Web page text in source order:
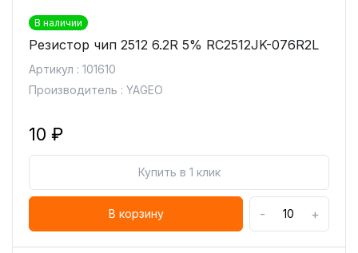
В наличии
Резистор чип 2512 6.2R 5% RC2512JK-076R2L
Артикул : 101610
Производитель : YAGEO
10 ₽
Купить в 1 клик
В корзину - +